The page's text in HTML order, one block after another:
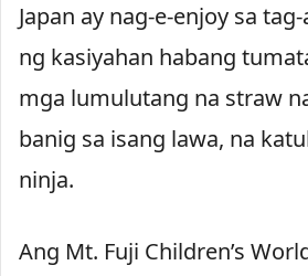
Japan ay nag-e-enjoy sa
ng kasiyahan habang
mga lumulutang na straw
banig sa isang lawa, na
ninja.
Ang Mt. Fuji Children’s